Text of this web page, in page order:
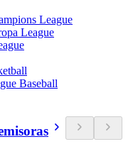
League
League
Baseball